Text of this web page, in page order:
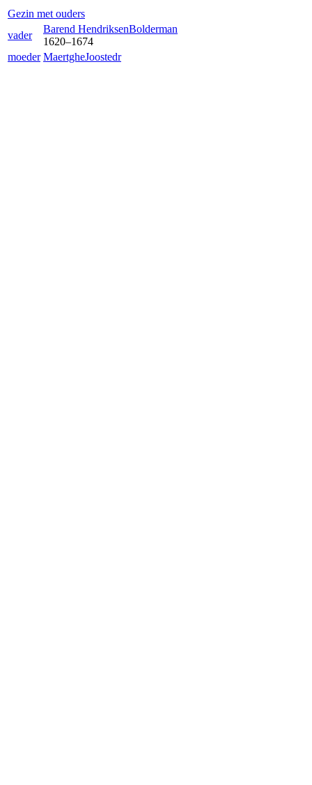
Gezin met ouders
vader
Barend HendriksenBolderman
1620–1674
moeder MaertgheJoostedr